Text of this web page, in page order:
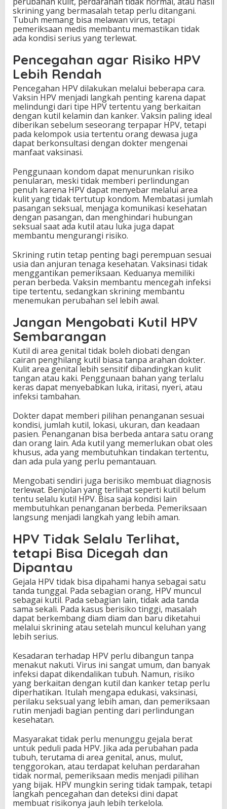
skrining yang bermasalah tetap perlu ditangani.
Tubuh memang bisa melawan virus, tetapi
pemeriksaan medis membantu memastikan tidak
ada kondisi serius yang terlewat.
Pencegahan agar Risiko HPV
Lebih Rendah
Pencegahan HPV dilakukan melalui beberapa cara.
Vaksin HPV menjadi langkah penting karena dapat
melindungi dari tipe HPV tertentu yang berkaitan
dengan kutil kelamin dan kanker. Vaksin paling ideal
diberikan sebelum seseorang terpapar HPV, tetapi
pada kelompok usia tertentu orang dewasa juga
dapat berkonsultasi dengan dokter mengenai
manfaat vaksinasi.
Penggunaan kondom dapat menurunkan risiko
penularan, meski tidak memberi perlindungan
penuh karena HPV dapat menyebar melalui area
kulit yang tidak tertutup kondom. Membatasi jumlah
pasangan seksual, menjaga komunikasi kesehatan
dengan pasangan, dan menghindari hubungan
seksual saat ada kutil atau luka juga dapat
membantu mengurangi risiko.
Skrining rutin tetap penting bagi perempuan sesuai
usia dan anjuran tenaga kesehatan. Vaksinasi tidak
menggantikan pemeriksaan. Keduanya memiliki
peran berbeda. Vaksin membantu mencegah infeksi
tipe tertentu, sedangkan skrining membantu
menemukan perubahan sel lebih awal.
Jangan Mengobati Kutil HPV
Sembarangan
Kutil di area genital tidak boleh diobati dengan
cairan penghilang kutil biasa tanpa arahan dokter.
Kulit area genital lebih sensitif dibandingkan kulit
tangan atau kaki. Penggunaan bahan yang terlalu
keras dapat menyebabkan luka, iritasi, nyeri, atau
infeksi tambahan.
Dokter dapat memberi pilihan penanganan sesuai
kondisi, jumlah kutil, lokasi, ukuran, dan keadaan
pasien. Penanganan bisa berbeda antara satu orang
dan orang lain. Ada kutil yang memerlukan obat oles
khusus, ada yang membutuhkan tindakan tertentu,
dan ada pula yang perlu pemantauan.
Mengobati sendiri juga berisiko membuat diagnosis
terlewat. Benjolan yang terlihat seperti kutil belum
tentu selalu kutil HPV. Bisa saja kondisi lain
membutuhkan penanganan berbeda. Pemeriksaan
langsung menjadi langkah yang lebih aman.
HPV Tidak Selalu Terlihat,
tetapi Bisa Dicegah dan
Dipantau
Gejala HPV tidak bisa dipahami hanya sebagai satu
tanda tunggal. Pada sebagian orang, HPV muncul
sebagai kutil. Pada sebagian lain, tidak ada tanda
sama sekali. Pada kasus berisiko tinggi, masalah
dapat berkembang diam diam dan baru diketahui
melalui skrining atau setelah muncul keluhan yang
lebih serius.
Kesadaran terhadap HPV perlu dibangun tanpa
menakut nakuti. Virus ini sangat umum, dan banyak
infeksi dapat dikendalikan tubuh. Namun, risiko
yang berkaitan dengan kutil dan kanker tetap perlu
diperhatikan. Itulah mengapa edukasi, vaksinasi,
perilaku seksual yang lebih aman, dan pemeriksaan
rutin menjadi bagian penting dari perlindungan
kesehatan.
Masyarakat tidak perlu menunggu gejala berat
untuk peduli pada HPV. Jika ada perubahan pada
tubuh, terutama di area genital, anus, mulut,
tenggorokan, atau terdapat keluhan perdarahan
tidak normal, pemeriksaan medis menjadi pilihan
yang bijak. HPV mungkin sering tidak tampak, tetapi
langkah pencegahan dan deteksi dini dapat
membuat risikonya jauh lebih terkelola.